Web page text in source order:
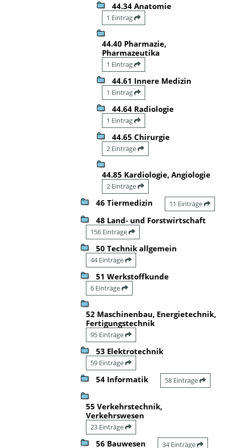
44.34 Anatomie
1 Eintrag
44.40 Pharmazie,
Pharmazeutika
1 Eintrag
44.61 Innere Medizin
1 Eintrag
44.64 Radiologie
1 Eintrag
44.65 Chirurgie
2 Einträge
44.85 Kardiologie, Angiologie
2 Einträge
46 Tiermedizin 11 Einträge
48 Land- und Forstwirtschaft
156 Einträge
50 Technik allgemein
44 Einträge
51 Werkstoffkunde
6 Einträge
52 Maschinenbau, Energietechnik,
Fertigungstechnik
95 Einträge
53 Elektrotechnik
59 Einträge
54 Informatik 58 Einträge
55 Verkehrstechnik,
Verkehrswesen
23 Einträge
56 Bauwesen 34 Einträge